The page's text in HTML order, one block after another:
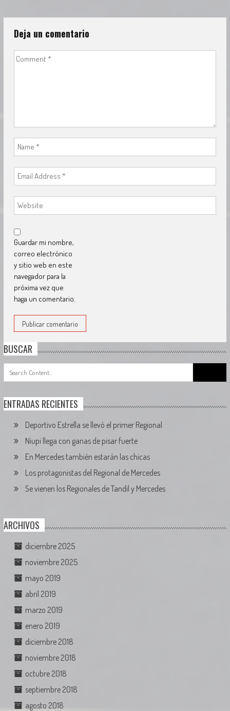
Deja un comentario
Guardar mi nombre,
correo electrónico
y sitio web en este
navegador para la
próxima vez que
haga un comentario.
BUSCAR
ENTRADAS RECIENTES
Deportivo Estrella se llevó el primer Regional
Niupi llega con ganas de pisar fuerte
En Mercedes también estarán las chicas
Los protagonistas del Regional de Mercedes
Se vienen los Regionales de Tandil y Mercedes
ARCHIVOS
diciembre 2025
noviembre 2025
mayo 2019
abril 2019
marzo 2019
enero 2019
diciembre 2018
noviembre 2018
octubre 2018
septiembre 2018
agosto 2018